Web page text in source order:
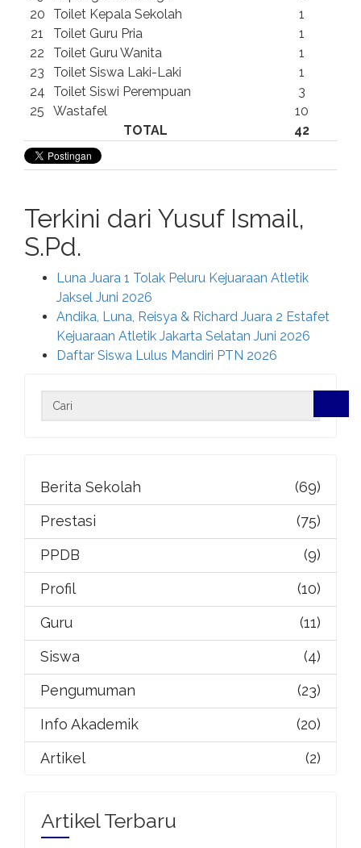
20
Toilet Kepala Sekolah
1
21
Toilet Guru Pria
1
22
Toilet Guru Wanita
1
23
Toilet Siswa Laki-Laki
1
24
Toilet Siswi Perempuan
3
25
Wastafel
10
TOTAL
42
Terkini dari Yusuf Ismail,
S.Pd.
Luna Juara 1 Tolak Peluru Kejuaraan Atletik
Jaksel Juni 2026
Andika, Luna, Reisya & Richard Juara 2 Estafet
Kejuaraan Atletik Jakarta Selatan Juni 2026
Daftar Siswa Lulus Mandiri PTN 2026
Berita Sekolah
(69)
Prestasi
(75)
PPDB
(9)
Profil
(10)
Guru
(11)
Siswa
(4)
Pengumuman
(23)
Info Akademik
(20)
Artikel
(2)
Artikel Terbaru